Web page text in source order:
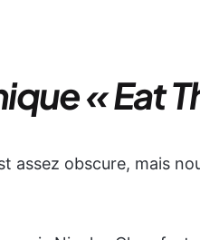
« Eat
assez obscure, mais